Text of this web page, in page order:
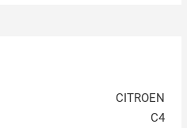
CITROEN
C4